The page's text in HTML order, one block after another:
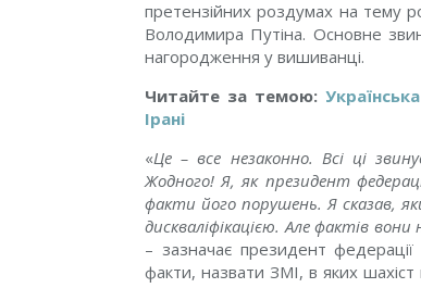
претензійних роздумах на тему
Володимира Путіна. Основне
нагородження у вишиванці.
Читайте за темою:
Ірані
«Це – все незаконно. Всі ці
Жодного! Я, як президент
факти його порушень. Я сказав,
дискваліфікацією. Але фактів
– зазначає президент
факти, назвати ЗМІ, в яких